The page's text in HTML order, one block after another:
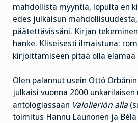
mahdollista myyntiä, lopulta en
edes julkaisun
päätettävissäni. Kirjan
hanke. Kliseisesti ilmaistuna:
kirjoittamiseen pitää olla
Olen palannut usein Ottó
julkaisi vuonna 2000 unkarilaisen
antologiassaan Valolieriön alla
toimitus Hannu Launonen ja Béla